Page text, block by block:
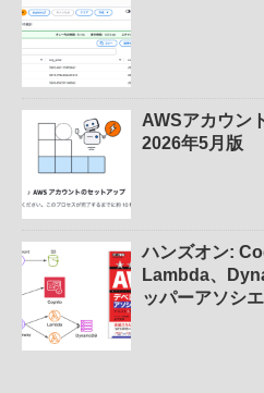
AWSアカウン
2026年5月版
ハンズオン:
Lambda、
ッパーアソシ